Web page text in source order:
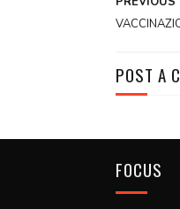
POST A
FOCUS